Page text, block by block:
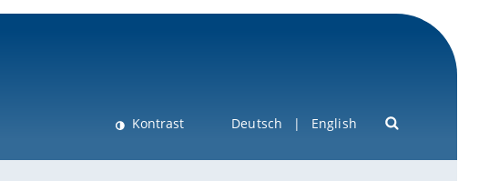
Kontrast Deutsch English